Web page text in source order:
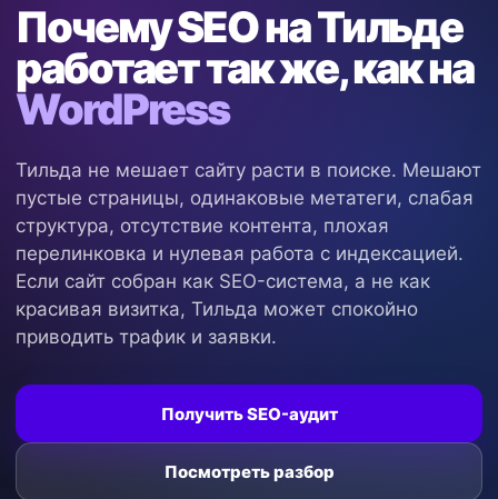
Почему SEO на Тильде
работает так же, как на
WordPress
Тильда не мешает сайту расти в поиске. Мешают
пустые страницы, одинаковые метатеги, слабая
структура, отсутствие контента, плохая
перелинковка и нулевая работа с индексацией.
Если сайт собран как SEO-система, а не как
красивая визитка, Тильда может спокойно
приводить трафик и заявки.
Получить SEO-аудит
Посмотреть разбор